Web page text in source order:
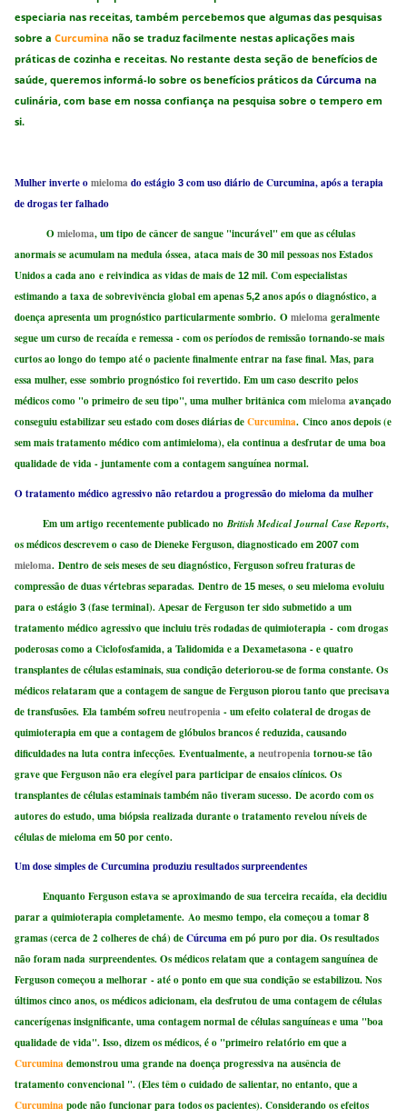
especiaria nas receitas, também percebemos que algumas das pesquisas
sobre a Curcuminanão se traduz facilmente nestas aplicações mais
práticas de cozinha e receitas. No restante desta seção de benefícios de
saúde, queremos informá-lo sobre os benefícios práticos daCúrcuma na
culinária, com base em nossa confiança na pesquisa sobre o tempero em
si.
Mulher inverte omieloma do estágio3 com uso diário de Curcumina, após a terapia
de drogas ter falhado
O mieloma, um tipo de câncer de sangue "incurável" em que as células
anormais se acumulam na medula óssea, ataca mais de30mil pessoas nos Estados
Unidos a cada ano e reivindica as vidas de mais de12mil. Com especialistas
estimando a taxa de sobrevivência global em apenas5,2anos após o diagnóstico, a
doença apresenta um prognóstico particularmente sombrio. O mieloma geralmente
segue um curso de recaída e remessa - com os períodos de remissão tornando-se mais
curtos ao longo do tempo até o paciente finalmente entrar na fase final. Mas, para
essa mulher, esse sombrio prognóstico foi revertido. Em um caso descrito pelos
médicos como "o primeiro de seu tipo", uma mulher britânica commieloma avançado
conseguiu estabilizar seu estado com doses diárias deCurcumina. Cinco anos depois (e
sem mais tratamento médico com antimieloma), ela continua a desfrutar de uma boa
qualidade de vida - juntamente com a contagem sanguínea normal.
O tratamento médico agressivo não retardou a progressão do mieloma da mulher
Em um artigo recentemente publicado noBritish Medical Journal Case Reports,
os médicos descrevem o caso de Dieneke Ferguson, diagnosticado em2007 com
mieloma. Dentro de seis meses de seu diagnóstico, Ferguson sofreu fraturas de
compressão de duas vértebras separadas. Dentro de15meses, o seu mieloma evoluiu
para o estágio3 (fase terminal). Apesar de Ferguson ter sido submetido a um
tratamento médico agressivo que incluiu três rodadas de quimioterapia - com drogas
poderosas como a Ciclofosfamida, a Talidomida e a Dexametasona - e quatro
transplantes de células estaminais, sua condição deteriorou-se de forma constante. Os
médicos relataram que a contagem de sangue de Ferguson piorou tanto que precisava
de transfusões. Ela também sofreuneutropenia- um efeito colateral de drogas de
quimioterapia em que a contagem de glóbulos brancos é reduzida, causando
dificuldades na luta contra infecções. Eventualmente, aneutropenia tornou-se tão
grave que Ferguson não era elegível para participar de ensaios clínicos. Os
transplantes de células estaminais também não tiveram sucesso. De acordo com os
autores do estudo, uma biópsia realizada durante o tratamento revelou níveis de
células de mieloma em50 por cento.
Um dose simples de Curcumina produziu resultados surpreendentes
Enquanto Ferguson estava se aproximando de sua terceira recaída, ela decidiu
parar a quimioterapia completamente. Ao mesmo tempo, ela começou a tomar8
gramas (cerca de 2 colheres de chá) deCúrcumaem pó puro por dia. Os resultados
não foram nada surpreendentes. Os médicos relatam que a contagem sanguínea de
Ferguson começou a melhorar - até o ponto em que sua condição se estabilizou. Nos
últimos cinco anos, os médicos adicionam, ela desfrutou de uma contagem de células
cancerígenas insignificante, uma contagem normal de células sanguíneas e uma "boa
qualidade de vida". Isso, dizem os médicos, é o "primeiro relatório em que a
Curcuminademonstrou uma grande na doença progressiva na ausência de
tratamento convencional ". (Eles têm o cuidado de salientar, no entanto, que a
Curcuminapode não funcionar para todos os pacientes). Considerando os efeitos